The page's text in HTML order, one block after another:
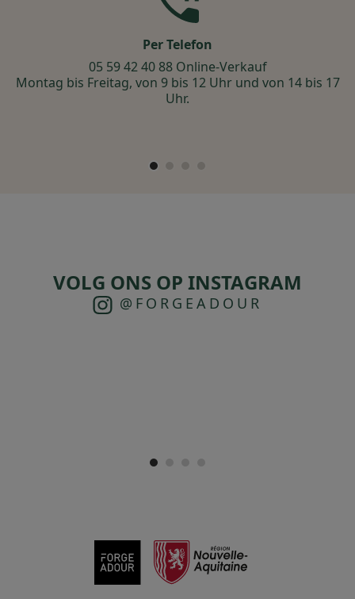
Per Telefon
05 59 42 40 88 Online-Verkauf
Montag bis Freitag, von 9 bis 12 Uhr und von 14 bis 17
Uhr.
VOLG ONS OP INSTAGRAM
@FORGEADOUR